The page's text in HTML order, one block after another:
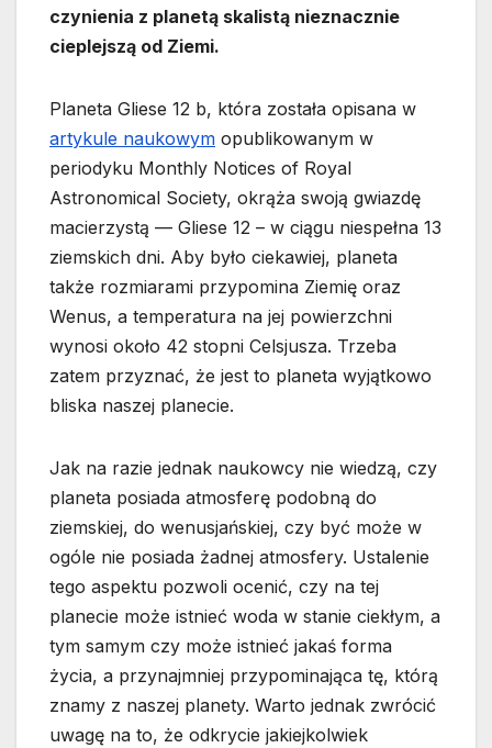
czynienia z planetą skalistą nieznacznie
cieplejszą od Ziemi.
Planeta Gliese 12 b, która została opisana w
artykule naukowym opublikowanym w
periodyku Monthly Notices of Royal
Astronomical Society, okrąża swoją gwiazdę
macierzystą — Gliese 12 – w ciągu niespełna 13
ziemskich dni. Aby było ciekawiej, planeta
także rozmiarami przypomina Ziemię oraz
Wenus, a temperatura na jej powierzchni
wynosi około 42 stopni Celsjusza. Trzeba
zatem przyznać, że jest to planeta wyjątkowo
bliska naszej planecie.
Jak na razie jednak naukowcy nie wiedzą, czy
planeta posiada atmosferę podobną do
ziemskiej, do wenusjańskiej, czy być może w
ogóle nie posiada żadnej atmosfery. Ustalenie
tego aspektu pozwoli ocenić, czy na tej
planecie może istnieć woda w stanie ciekłym, a
tym samym czy może istnieć jakaś forma
życia, a przynajmniej przypominająca tę, którą
znamy z naszej planety. Warto jednak zwrócić
uwagę na to, że odkrycie jakiejkolwiek